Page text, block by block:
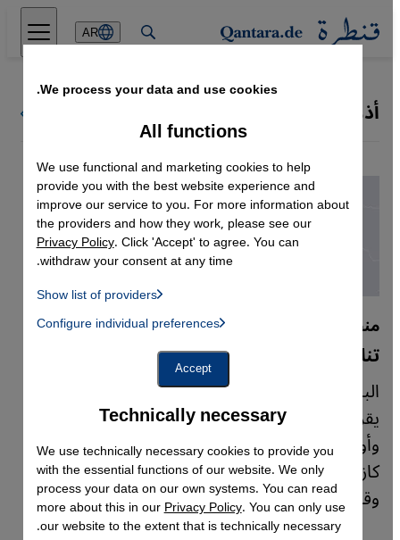
Direkt zum Inhalt springen
AR
أذربيجان
منطقة إسلامية كانت خاضعة لروسيا
تنافس دولي على التقارب مع آسيا الوسطى
الباحث بشؤون العالَم التركي أحمد عبده طرابيك
يقرب لنا صورة علاقات العالم العربي والصين وروسيا
وأوروبا وأمريكا الرسمية مع دول آسيا الوسطى:
كازاخستان وطاجيكستان وتركمانستان وأوزبكستان
وقيرغيزستان.
We process your data and use cookies.
Technically necessary
We use technically necessary cookies to provide you
with the essential functions of our website. We only
process your data on our own systems. You can read
more about this in ourPrivacy Policy. You can only use
our website to the extent that is technically necessary.
All functions
We use functional and marketing cookies to help
provide you with the best website experience and
improve our service to you. For more information about
the providers and how they work, please see our
Privacy Policy. Click 'Accept' to agree. You can
withdraw your consent at any time.
Show list of providers
Instagram Embed, Twitter Embed, Youtube Embed
Facebook Embed / Facebook Connect
Google Maps Embed
Configure individual preferences
Accept